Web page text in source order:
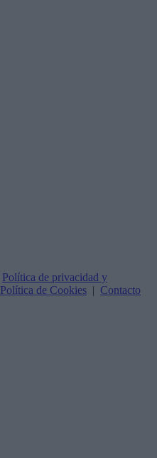
Política de privacidad y
Política de Cookies | Contacto